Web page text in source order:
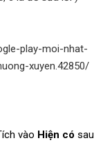
play-moi-nhat-
xuyen.42850/
vào Hiện có sau